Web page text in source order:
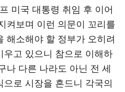
미국 대통령 취임 후 이어
켜보며 이런 의문이 꼬리를
해소해야 할 정부가 오히려
우고 있으니 참으로 이해하
나 다른 나라도 아닌 전 세
로 시장을 흔드니 각국의